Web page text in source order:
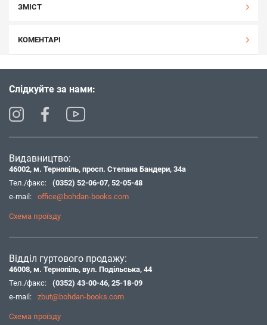
ЗМІСТ
КОМЕНТАРІ
Слідкуйте за нами:
Видавництво:
46002, м. Тернопіль, просп. Степана Бандери, 34а
Тел./факс:
(0352) 52-06-07, 52-05-48
e-mail:
office@bohdan-books.com
Схема проїзду
Відділ гуртового продажу:
46008, м. Тернопіль, вул. Подільська, 44
Тел./факс:
(0352) 43-00-46, 25-18-09
e-mail:
zbut@bohdan-books.com
Схема проїзду